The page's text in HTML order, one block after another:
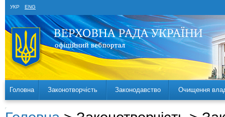
УКР ENG
Головна Законотворчість Законодавство Очищення